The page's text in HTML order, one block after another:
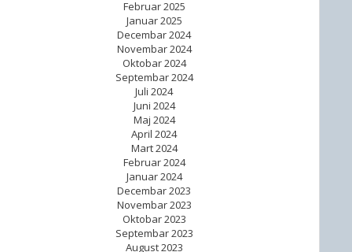
Februar 2025
Januar 2025
Decembar 2024
Novembar 2024
Oktobar 2024
Septembar 2024
Juli 2024
Juni 2024
Maj 2024
April 2024
Mart 2024
Februar 2024
Januar 2024
Decembar 2023
Novembar 2023
Oktobar 2023
Septembar 2023
August 2023